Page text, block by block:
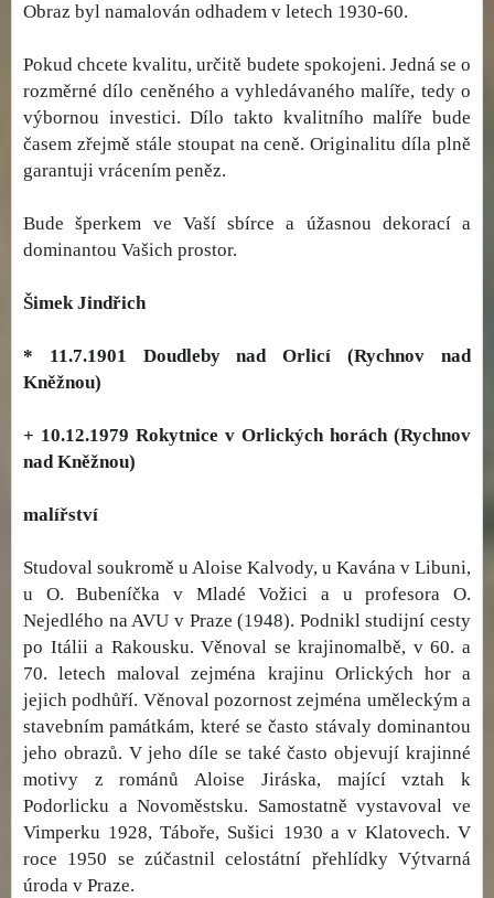
Obraz byl namalován odhadem v letech 1930-60.
Pokud chcete kvalitu, určitě budete spokojeni. Jedná se o
rozměrné dílo ceněného a vyhledávaného malíře, tedy o
výbornou investici. Dílo takto kvalitního malíře bude
časem zřejmě stále stoupat na ceně. Originalitu díla plně
garantuji vrácením peněz.
Bude šperkem ve Vaší sbírce a úžasnou dekorací a
dominantou Vašich prostor.
Šimek Jindřich
* 11.7.1901 Doudleby nad Orlicí (Rychnov nad
Kněžnou)
+ 10.12.1979 Rokytnice v Orlických horách (Rychnov
nad Kněžnou)
malířství
Studoval soukromě u Aloise Kalvody, u Kavána v Libuni,
u O. Bubeníčka v Mladé Vožici a u profesora O.
Nejedlého na AVU v Praze (1948). Podnikl studijní cesty
po Itálii a Rakousku. Věnoval se krajinomalbě, v 60. a
70. letech maloval zejména krajinu Orlických hor a
jejich podhůří. Věnoval pozornost zejména uměleckým a
stavebním památkám, které se často stávaly dominantou
jeho obrazů. V jeho díle se také často objevují krajinné
motivy z románů Aloise Jiráska, mající vztah k
Podorlicku a Novoměstsku. Samostatně vystavoval ve
Vimperku 1928, Táboře, Sušici 1930 a v Klatovech. V
roce 1950 se zúčastnil celostátní přehlídky Výtvarná
úroda v Praze.